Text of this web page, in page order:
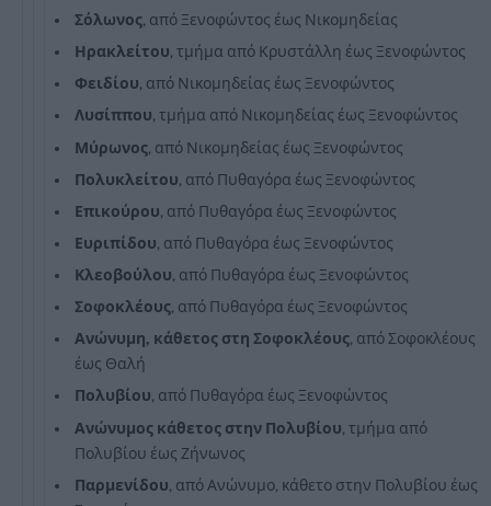
Σόλωνος, από Ξενοφώντος έως Νικομηδείας
Ηρακλείτου, τμήμα από Κρυστάλλη έως Ξενοφώντος
Φειδίου, από Νικομηδείας έως Ξενοφώντος
Λυσίππου, τμήμα από Νικομηδείας έως Ξενοφώντος
Μύρωνος, από Νικομηδείας έως Ξενοφώντος
Πολυκλείτου, από Πυθαγόρα έως Ξενοφώντος
Επικούρου, από Πυθαγόρα έως Ξενοφώντος
Ευριπίδου, από Πυθαγόρα έως Ξενοφώντος
Κλεοβούλου, από Πυθαγόρα έως Ξενοφώντος
Σοφοκλέους, από Πυθαγόρα έως Ξενοφώντος
Ανώνυμη, κάθετος στη Σοφοκλέους, από Σοφοκλέους
έως Θαλή
Πολυβίου, από Πυθαγόρα έως Ξενοφώντος
Ανώνυμος κάθετος στην Πολυβίου, τμήμα από
Πολυβίου έως Ζήνωνος
Παρμενίδου, από Ανώνυμο, κάθετο στην Πολυβίου έως